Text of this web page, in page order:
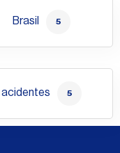
Brasil 5
acidentes 5